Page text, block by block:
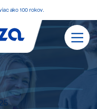
ako 100 rokov.